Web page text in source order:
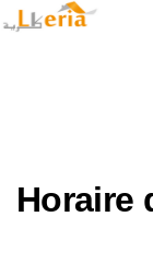
Horaire